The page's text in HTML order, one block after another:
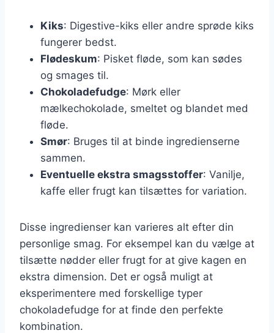
Kiks: Digestive-kiks eller andre sprøde kiks
fungerer bedst.
Flødeskum: Pisket fløde, som kan sødes
og smages til.
Chokoladefudge: Mørk eller
mælkechokolade, smeltet og blandet med
fløde.
Smør: Bruges til at binde ingredienserne
sammen.
Eventuelle ekstra smagsstoffer: Vanilje,
kaffe eller frugt kan tilsættes for variation.
Disse ingredienser kan varieres alt efter din
personlige smag. For eksempel kan du vælge at
tilsætte nødder eller frugt for at give kagen en
ekstra dimension. Det er også muligt at
eksperimentere med forskellige typer
chokoladefudge for at finde den perfekte
kombination.